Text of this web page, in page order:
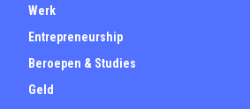
Werk
Entrepreneurship
Beroepen & Studies
Geld